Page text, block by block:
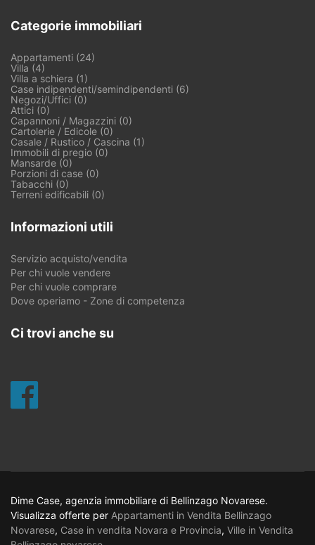
Categorie immobiliari
Appartamenti (24)
Villa (4)
Villa a schiera (1)
Case indipendenti/semindipendenti (6)
Negozi/Uffici (0)
Attici (0)
Capannoni / Magazzini (0)
Cartolerie / Edicole (0)
Casale / Rustico / Cascina (1)
Immobili di pregio (0)
Mansarde (0)
Porzioni di case (0)
Tabacchi (0)
Terreni edificabili (0)
Informazioni utili
Servizio acquisto/vendita
Per chi vuole vendere
Per chi vuole comprare
Dove operiamo - Zone di competenza
Ci trovi anche su
Dime Case, agenzia immobiliare di Bellinzago Novarese.
Visualizza offerte per Appartamenti in Vendita Bellinzago
Novarese, Case in vendita Novara e Provincia, Ville in Vendita